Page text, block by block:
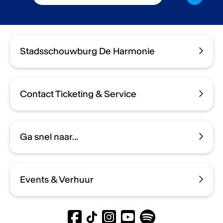
Stadsschouwburg De Harmonie
Contact Ticketing & Service
Ga snel naar...
Events & Verhuur